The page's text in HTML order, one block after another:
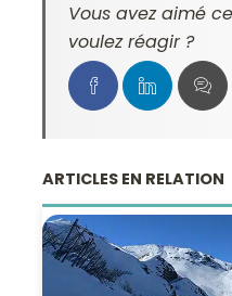
Vous avez aimé
voulez réagir ?
ARTICLES EN RELATION